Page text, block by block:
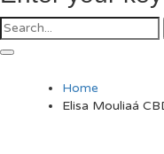
Home
Elisa Mouliaá